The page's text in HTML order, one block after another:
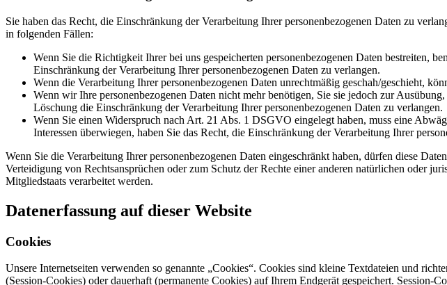
Sie haben das Recht, die Einschränkung der Verarbeitung Ihrer personenbezogenen Daten zu
in folgenden Fällen:
Wenn Sie die Richtigkeit Ihrer bei uns gespeicherten personenbezogenen Daten bestreiten,
Einschränkung der Verarbeitung Ihrer personenbezogenen Daten zu verlangen.
Wenn die Verarbeitung Ihrer personenbezogenen Daten unrechtmäßig geschah/geschieht,
Wenn wir Ihre personenbezogenen Daten nicht mehr benötigen, Sie sie jedoch zur
Löschung die Einschränkung der Verarbeitung Ihrer personenbezogenen Daten zu verlangen.
Wenn Sie einen Widerspruch nach Art. 21 Abs. 1 DSGVO eingelegt haben, muss eine
Interessen überwiegen, haben Sie das Recht, die Einschränkung der Verarbeitung Ihrer
Wenn Sie die Verarbeitung Ihrer personenbezogenen Daten eingeschränkt haben, dürfen diese
Verteidigung von Rechtsansprüchen oder zum Schutz der Rechte einer anderen natürlichen oder
Mitgliedstaats verarbeitet werden.
Datenerfassung auf dieser Website
Cookies
Unsere Internetseiten verwenden so genannte „Cookies“. Cookies sind kleine Textdateien und
(Session-Cookies) oder dauerhaft (permanente Cookies) auf Ihrem Endgerät gespeichert.